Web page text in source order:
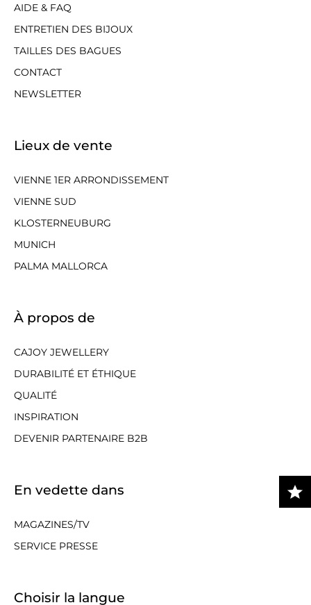
AIDE & FAQ
ENTRETIEN DES BIJOUX
TAILLES DES BAGUES
CONTACT
NEWSLETTER
Lieux de vente
VIENNE 1ER ARRONDISSEMENT
VIENNE SUD
KLOSTERNEUBURG
MUNICH
PALMA MALLORCA
À propos de
CAJOY JEWELLERY
DURABILITÉ ET ÉTHIQUE
QUALITÉ
INSPIRATION
DEVENIR PARTENAIRE B2B
En vedette dans
MAGAZINES/TV
SERVICE PRESSE
Choisir la langue